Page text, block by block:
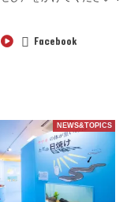
Facebook
NEWS&TOPICS